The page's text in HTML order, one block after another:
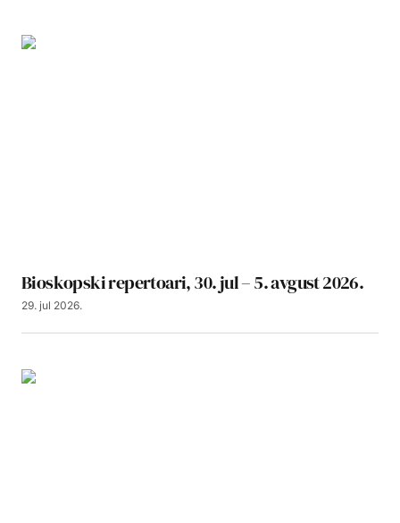
Bioskopski repertoari, 30. jul – 5. avgust 2026.
29. jul 2026.